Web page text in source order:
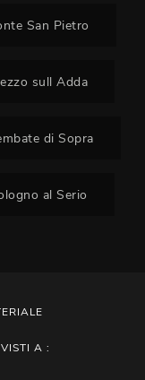
San Pietro
sull Adda
di Sopra
al Serio
A :